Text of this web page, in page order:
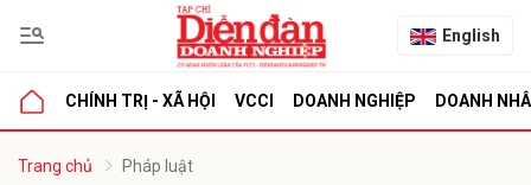
English
CHÍNH TRỊ - XÃ HỘI VCCI DOANH NGHIỆP DOANH
Trang chủ Pháp luật
luận